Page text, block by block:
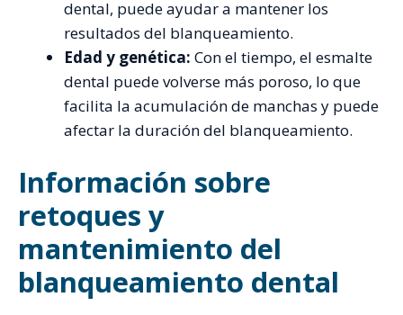
dental, puede ayudar a mantener los
resultados del blanqueamiento.
Edad y genética: Con el tiempo, el esmalte
dental puede volverse más poroso, lo que
facilita la acumulación de manchas y puede
afectar la duración del blanqueamiento.
Información sobre
retoques y
mantenimiento del
blanqueamiento dental